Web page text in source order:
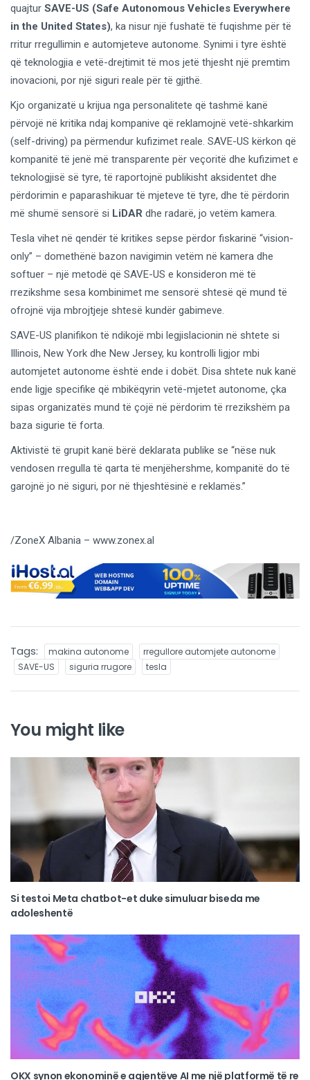
quajtur SAVE-US (Safe Autonomous Vehicles Everywhere
in the United States), ka nisur një fushatë të fuqishme për të
rritur rregullimin e automjeteve autonome. Synimi i tyre është
që teknologjia e vetë-drejtimit të mos jetë thjesht një premtim
inovacioni, por një siguri reale për të gjithë.
Kjo organizatë u krijua nga personalitete që tashmë kanë
përvojë në kritika ndaj kompanive që reklamojnë vetë-shkarkim
(self-driving) pa përmendur kufizimet reale. SAVE-US kërkon që
kompanitë të jenë më transparente për veçoritë dhe kufizimet e
teknologjisë së tyre, të raportojnë publikisht aksidentet dhe
përdorimin e paparashikuar të mjeteve të tyre, dhe të përdorin
më shumë sensorë si LiDAR dhe radarë, jo vetëm kamera.
Tesla vihet në qendër të kritikes sepse përdor fiskarinë “vision-
only” – domethënë bazon navigimin vetëm në kamera dhe
softuer – një metodë që SAVE-US e konsideron më të
rrezikshme sesa kombinimet me sensorë shtesë që mund të
ofrojnë vija mbrojtjeje shtesë kundër gabimeve.
SAVE-US planifikon të ndikojë mbi legjislacionin në shtete si
Illinois, New York dhe New Jersey, ku kontrolli ligjor mbi
automjetet autonome është ende i dobët. Disa shtete nuk kanë
ende ligje specifike që mbikëqyrin vetë-mjetet autonome, çka
sipas organizatës mund të çojë në përdorim të rrezikshëm pa
baza sigurie të forta.
Aktivistë të grupit kanë bërë deklarata publike se “nëse nuk
vendosen rregulla të qarta të menjëhershme, kompanitë do të
garojnë jo në siguri, por në thjeshtësinë e reklamës.”
/ZoneX Albania – www.zonex.al
Tags: makina autonome
rregullore automjete autonome
SAVE-US
siguria rrugore tesla
You might like
Si testoi Meta chatbot-et duke simuluar biseda me
adoleshentë
OKX synon ekonominë e agjentëve AI me një platformë të re